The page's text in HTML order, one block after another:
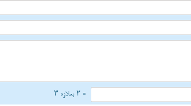
= ۲ بعلاوه ۳